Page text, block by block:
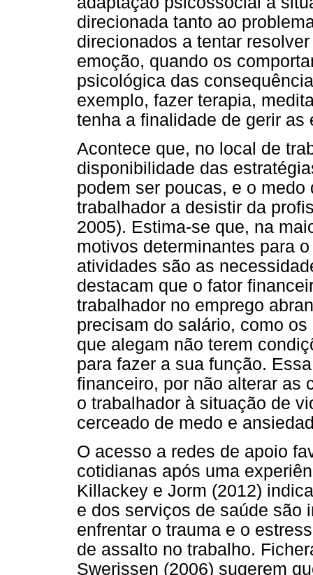
direcionada tanto ao
direcionados a tentar
emoção, quando os
psicológica das
exemplo, fazer terapia,
tenha a finalidade de gerir as
Acontece que, no local de
disponibilidade das
podem ser poucas, e o
trabalhador a desistir da
2005). Estima-se que, na
motivos determinantes para
atividades são as
destacam que o fator
trabalhador no emprego
precisam do salário, como
que alegam não terem
para fazer a sua função.
financeiro, por não alterar as
o trabalhador à situação de
cerceado de medo e
O acesso a redes de apoio
cotidianas após uma
Killackey e Jorm (2012)
e dos serviços de saúde são
enfrentar o trauma e o
de assalto no trabalho.
Swerissen (2006) sugerem